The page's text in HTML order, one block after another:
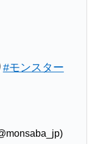
#モンスター